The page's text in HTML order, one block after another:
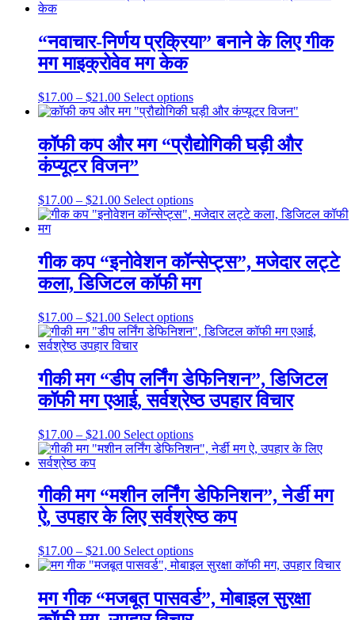
product
page
$21.00
variants.
The
be
chosen
on
the
product
“नवाचार-निर्णय प्रक्रिया” बनाने के लिए गीक
मग माइक्रोवेव मग केक
$17.00 – $21.00Price
range:
through
$21.00
Select optionsThis
product
multiple
variants.
may
be
chosen
the
product
page
कॉफी कप और मग “प्रौद्योगिकी घड़ी और
कंप्यूटर विजन”
$17.00 – $21.00Price
range:
$21.00
Select optionsThis
product
variants.
The
options
be
chosen
on
product
page
गीक कप “इनोवेशन कॉन्सेप्ट्स”, मजेदार लट्टे
कला, डिजिटल कॉफी मग
$17.00 – $21.00Price
range:
$17.00
$21.00
Select optionsThis
product
variants.
The
options
be
chosen
on
product
page
गीकी मग “डीप लर्निंग डेफिनिशन”, डिजिटल
कॉफी मग एआई, सर्वश्रेष्ठ उपहार विचार
$17.00 – $21.00Price
range:
$21.00
Select optionsThis
product
variants.
The
options
be
chosen
on
the
product
गीकी मग “मशीन लर्निंग डेफिनिशन”, नेर्डी मग
ऐ, उपहार के लिए सर्वश्रेष्ठ कप
$17.00 – $21.00Price
range:
through
$21.00
Select optionsThis
product
multiple
variants.
मग गीक “मजबूत पासवर्ड”, मोबाइल सुरक्षा